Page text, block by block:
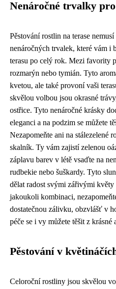
Nenáročné trvalky
Pěstování rostlin na terase
nenáročných trvalek, které vám i
terasu po celý rok. Mezi favority
rozmarýn nebo tymián. Tyto
kvetou, ale také provoní vaši
skvělou volbou jsou okrasné
ostřice. Tyto nenáročné krásky
eleganci a na podzim se můžete
Nezapomeňte ani na stálezelené
skalník. Ty vám zajistí zelenou
záplavu barev v létě vsaďte na
rudbekie nebo šuškardy. Tyto
dělat radost svými zářivými
jakoukoli kombinaci,
dostatečnou zálivku, obzvlášť v
péče se i vy můžete těšit z
Pěstování v
Celoroční rostliny jsou skvělou